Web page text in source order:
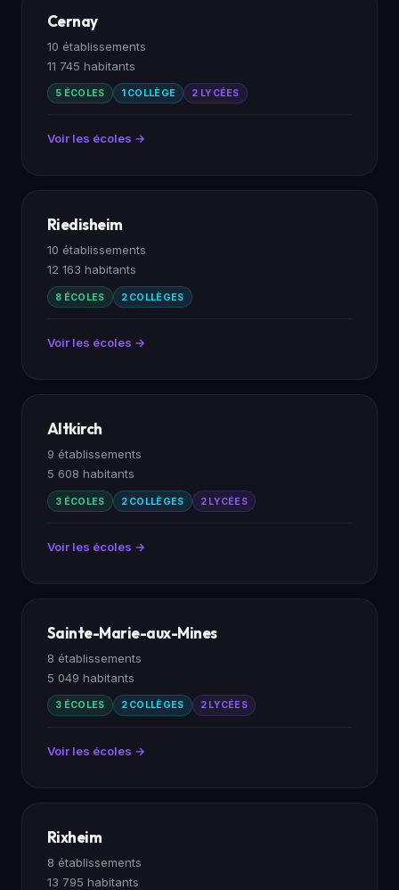
Cernay
10 établissements
11 745 habitants
5 ÉCOLES 1 COLLÈGE 2 LYCÉES
Voir les écoles →
Riedisheim
10 établissements
12 163 habitants
8 ÉCOLES 2 COLLÈGES
Voir les écoles →
Altkirch
9 établissements
5 608 habitants
3 ÉCOLES 2 COLLÈGES 2 LYCÉES
Voir les écoles →
Sainte-Marie-aux-Mines
8 établissements
5 049 habitants
3 ÉCOLES 2 COLLÈGES 2 LYCÉES
Voir les écoles →
Rixheim
8 établissements
13 795 habitants